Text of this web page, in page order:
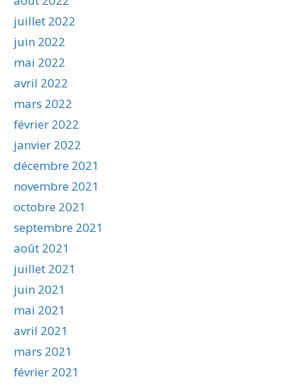
juillet 2022
juin 2022
mai 2022
avril 2022
mars 2022
février 2022
janvier 2022
décembre 2021
novembre 2021
octobre 2021
septembre 2021
août 2021
juillet 2021
juin 2021
mai 2021
avril 2021
mars 2021
février 2021